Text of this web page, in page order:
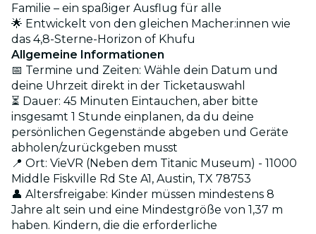
Familie – ein spaßiger Ausflug für alle
🌟 Entwickelt von den gleichen Macher:innen wie
das 4,8-Sterne-Horizon of Khufu
Allgemeine Informationen
📅 Termine und Zeiten: Wähle dein Datum und
deine Uhrzeit direkt in der Ticketauswahl
⏳ Dauer: 45 Minuten Eintauchen, aber bitte
insgesamt 1 Stunde einplanen, da du deine
persönlichen Gegenstände abgeben und Geräte
abholen/zurückgeben musst
📍 Ort: VieVR (Neben dem Titanic Museum) - 11000
Middle Fiskville Rd Ste A1, Austin, TX 78753
👤 Altersfreigabe: Kinder müssen mindestens 8
Jahre alt sein und eine Mindestgröße von 1,37 m
haben. Kindern, die die erforderliche